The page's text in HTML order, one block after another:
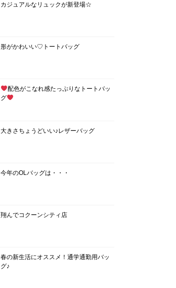
カジュアルなリュックが新登場☆
形がかわいい♡トートバッグ
配色がこなれ感たっぷりなトートバッ
グ
大きさちょうどいい♪レザーバッグ
今年のOLバッグは・・・
翔んでコクーンシティ店
春の新生活にオススメ！通学通勤用バッ
グ♪